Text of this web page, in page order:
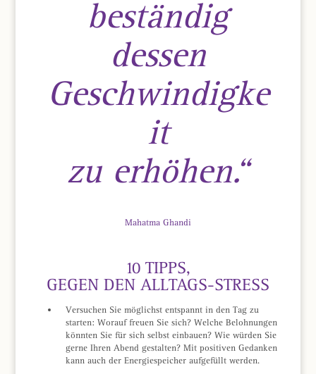
beständig
dessen
Geschwindigke
it
zu erhöhen.“
Mahatma Ghandi
10 TIPPS,
GEGEN DEN ALLTAGS-STRESS
Versuchen Sie möglichst entspannt in den Tag zu
starten: Worauf freuen Sie sich? Welche Belohnungen
könnten Sie für sich selbst einbauen? Wie würden Sie
gerne Ihren Abend gestalten? Mit positiven Gedanken
kann auch der Energiespeicher aufgefüllt werden.